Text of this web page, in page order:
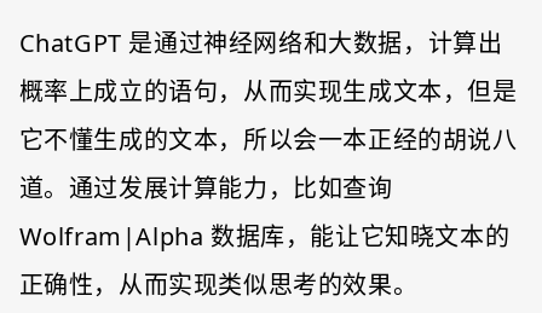
ChatGPT 是通过神经网络和大数据，计算出
概率上成立的语句，从而实现生成文本，但是
它不懂生成的文本，所以会一本正经的胡说八
道。通过发展计算能力，比如查询
Wolfram|Alpha 数据库，能让它知晓文本的
正确性，从而实现类似思考的效果。